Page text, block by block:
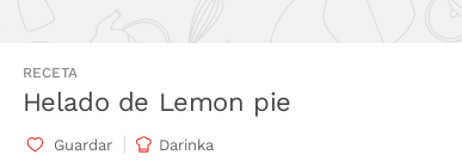
RECETA
Helado de Lemon pie
Guardar Darinka